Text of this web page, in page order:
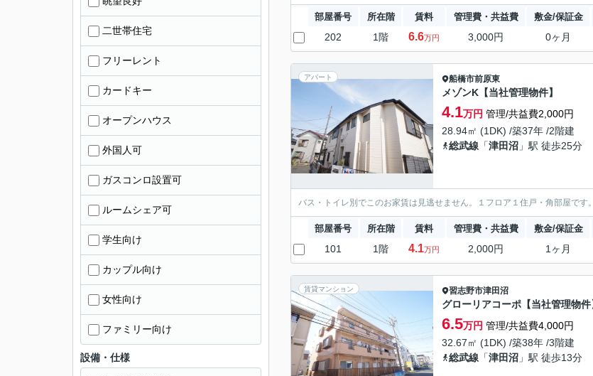
部屋番号 所在階 賃料 管理費・共益費 敷金/保証金
202 1階 6.6万円 3,000円 0ヶ月
アパート 船橋市前原東
メゾンK【当社管理物件】
4.1万円 管理/共益費2,000円
28.94㎡ (1DK) /築37年 /2階建
総武線 「津田沼 」駅 徒歩25分
バス・トイレ別でこのお家賃は見逃せません。１フロア１住戸・角部屋です
部屋番号 所在階 賃料 管理費・共益費 敷金/保証金
101 1階 4.1万円 2,000円 1ヶ月
賃貸マンション 習志野市津田沼
グローリアコーポ【当社管理物件
6.5万円 管理/共益費4,000円
32.67㎡ (1DK) /築38年 /3階建
総武線 「津田沼 」駅 徒歩13分
二世帯住宅
フリーレント
カードキー
オープンハウス
外国人可
ガスコンロ設置可
ルームシェア可
学生向け
カップル向け
女性向け
ファミリー向け
設備・仕様